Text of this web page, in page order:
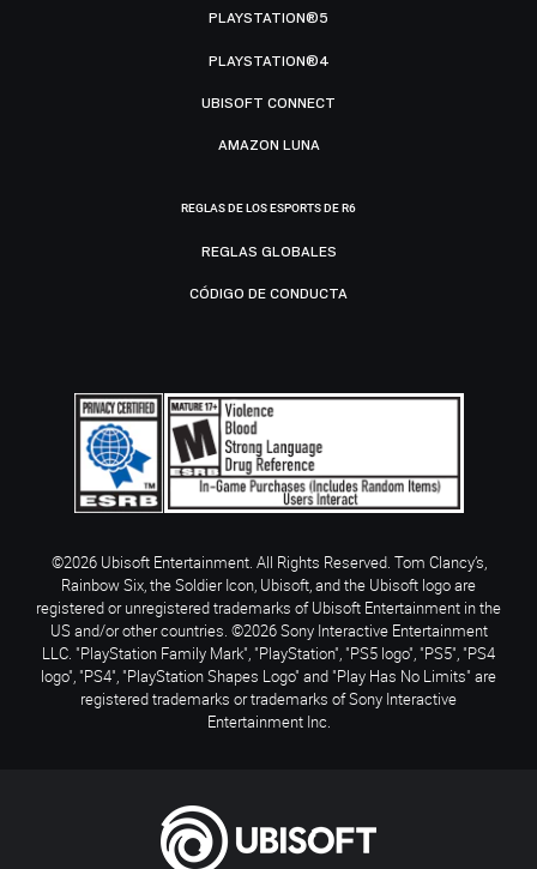
PLAYSTATION®5
PLAYSTATION®4
UBISOFT CONNECT
AMAZON LUNA
REGLAS DE LOS ESPORTS DE R6
REGLAS GLOBALES
CÓDIGO DE CONDUCTA
©2026 Ubisoft Entertainment. All Rights Reserved. Tom Clancy’s,
Rainbow Six, the Soldier Icon, Ubisoft, and the Ubisoft logo are
registered or unregistered trademarks of Ubisoft Entertainment in the
US and/or other countries. ©2026 Sony Interactive Entertainment
LLC. "PlayStation Family Mark", "PlayStation", "PS5 logo", "PS5", "PS4
logo", "PS4", "PlayStation Shapes Logo" and "Play Has No Limits" are
registered trademarks or trademarks of Sony Interactive
Entertainment Inc.